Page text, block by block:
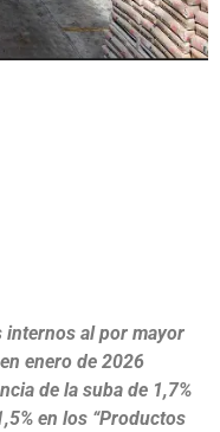
internos al por mayor
enero de 2026
de la suba de 1,7%
en los “Productos